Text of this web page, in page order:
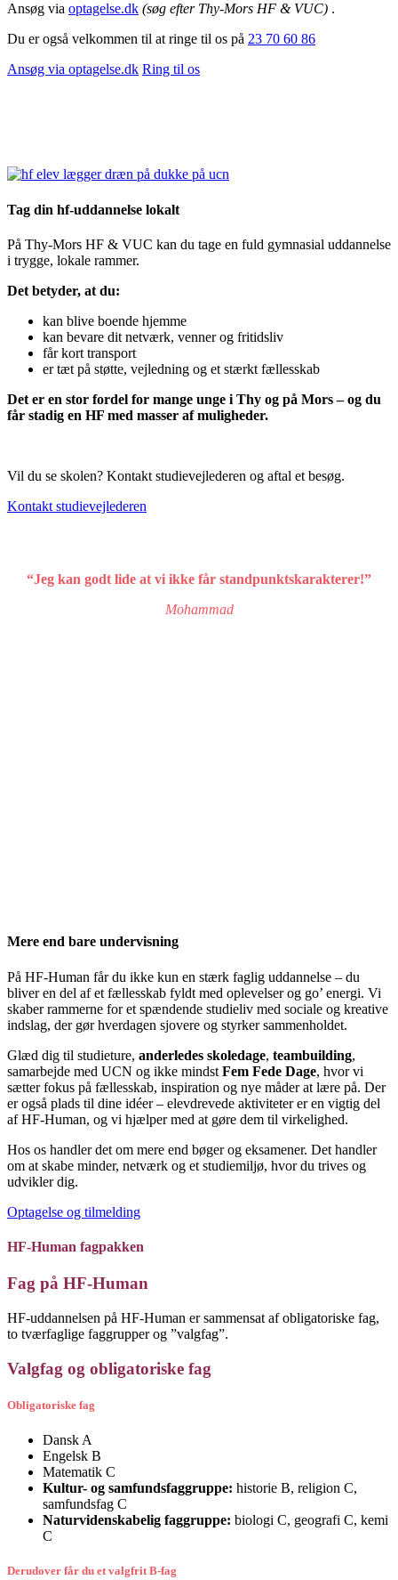
Ansøg via optagelse.dk (søg efter Thy-Mors HF & VUC) .
Du er også velkommen til at ringe til os på 23 70 60 86
Ansøg via optagelse.dk Ring til os
Tag din hf-uddannelse lokalt
På Thy‑Mors HF & VUC kan du tage en fuld gymnasial uddannelse
i trygge, lokale rammer.
Det betyder, at du:
kan blive boende hjemme
kan bevare dit netværk, venner og fritidsliv
får kort transport
er tæt på støtte, vejledning og et stærkt fællesskab
Det er en stor fordel for mange unge i Thy og på Mors – og du
får stadig en HF med masser af muligheder.
Vil du se skolen? Kontakt studievejlederen og aftal et besøg.
Kontakt studievejlederen
“Jeg kan godt lide at vi ikke får standpunktskarakterer!”
Mohammad
Mere end bare undervisning
På HF-Human får du ikke kun en stærk faglig uddannelse – du
bliver en del af et fællesskab fyldt med oplevelser og go’ energi. Vi
skaber rammerne for et spændende studieliv med sociale og kreative
indslag, der gør hverdagen sjovere og styrker sammenholdet.
Glæd dig til studieture, anderledes skoledage, teambuilding,
samarbejde med UCN og ikke mindst Fem Fede Dage, hvor vi
sætter fokus på fællesskab, inspiration og nye måder at lære på. Der
er også plads til dine idéer – elevdrevede aktiviteter er en vigtig del
af HF-Human, og vi hjælper med at gøre dem til virkelighed.
Hos os handler det om mere end bøger og eksamener. Det handler
om at skabe minder, netværk og et studiemiljø, hvor du trives og
udvikler dig.
Optagelse og tilmelding
HF-Human fagpakken
Fag på HF-Human
HF-uddannelsen på HF-Human er sammensat af obligatoriske fag,
to tværfaglige faggrupper og ”valgfag”.
Valgfag og obligatoriske fag
Obligatoriske fag
Dansk A
Engelsk B
Matematik C
Kultur- og samfundsfaggruppe: historie B, religion C,
samfundsfag C
Naturvidenskabelig faggruppe: biologi C, geografi C, kemi
C
Derudover får du et valgfrit B-fag